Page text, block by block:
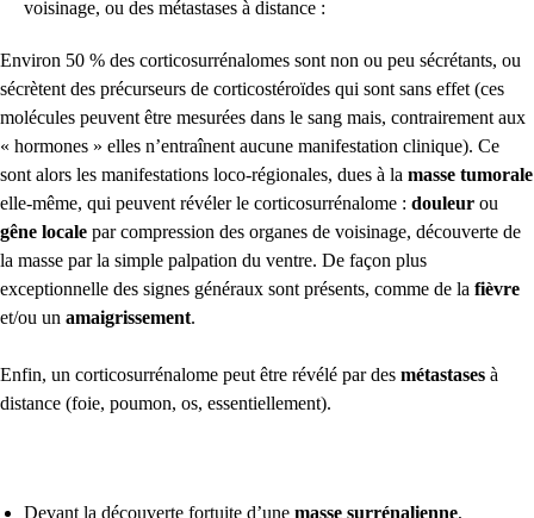
voisinage, ou des métastases à distance :
Environ 50 % des corticosurrénalomes sont non ou peu sécrétants, ou
sécrètent des précurseurs de corticostéroïdes qui sont sans effet (ces
molécules peuvent être mesurées dans le sang mais, contrairement aux
« hormones » elles n’entraînent aucune manifestation clinique). Ce
sont alors les manifestations loco-régionales, dues à la masse tumorale
elle-même, qui peuvent révéler le corticosurrénalome : douleur ou
gêne locale par compression des organes de voisinage, découverte de
la masse par la simple palpation du ventre. De façon plus
exceptionnelle des signes généraux sont présents, comme de la fièvre
et/ou un amaigrissement.
Enfin, un corticosurrénalome peut être révélé par des métastases à
distance (foie, poumon, os, essentiellement).
Devant la découverte fortuite d’une masse surrénalienne,